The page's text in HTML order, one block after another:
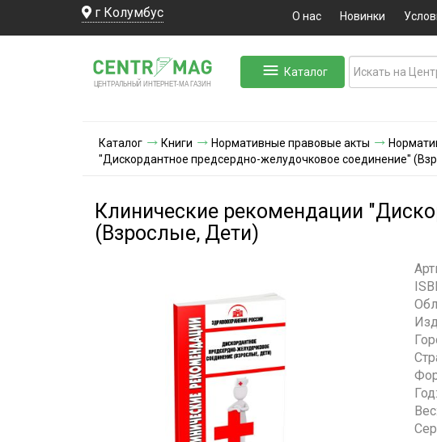
г Колумбус О нас Новинки
ЦЕНТРАЛЬНЫЙ ИНТЕРНЕТ-МА ГАЗИН
Каталог
Каталог Книги Нормативные правовые акты
"Дискордантное предсердно-желудочковое соединение"
Клинические рекомендации
(Взрослые, Дети)
Год:
Вес: